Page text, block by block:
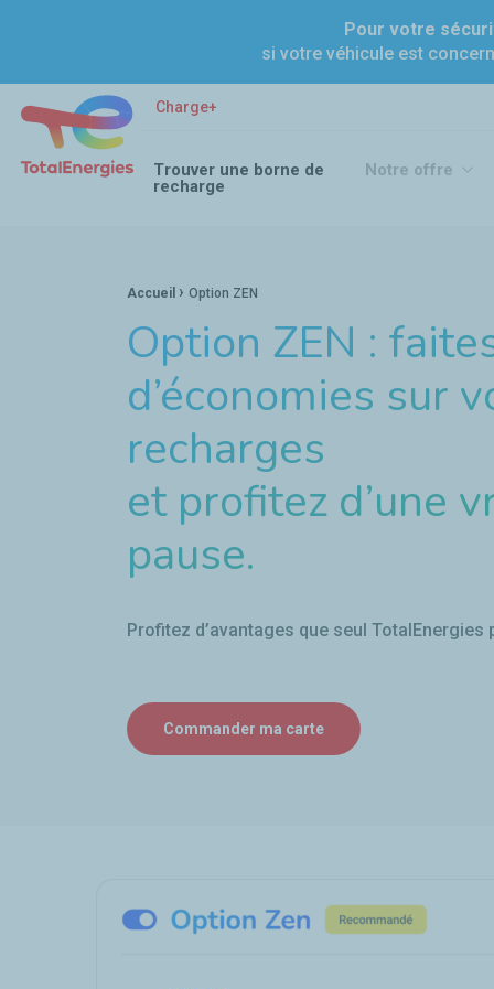
Pour votre
si votre véhicule est
Charge+ Voiture électrique : le guide pratique de la
Charge+
Trouver une borne de
recharge
Notre offre
Fil d'Ariane :
Accueil › Option ZEN
Option ZEN :
d’économies sur
recharges
et profitez d’une
pause.
Profitez d’avantages que seul
Commander ma carte